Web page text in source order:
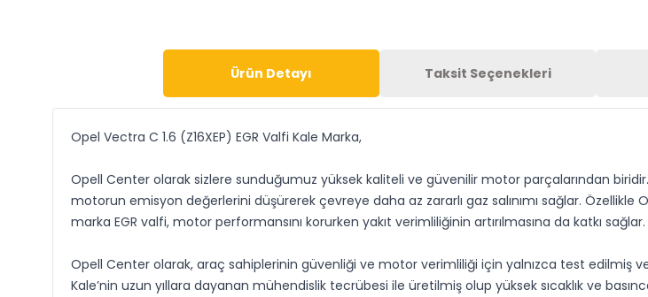
Ürün Detayı Taksit Seçenekleri
Opel Vectra C 1.6 (Z16XEP) EGR Valfi Kale Marka,
Opell Center olarak sizlere sunduğumuz yüksek kaliteli ve güvenilir motor parçalarından
motorun emisyon değerlerini düşürerek çevreye daha az zararlı gaz salınımı sağlar.
marka EGR valfi, motor performansını korurken yakıt verimliliğinin artırılmasına da katkı sağlar.
Opell Center olarak, araç sahiplerinin güvenliği ve motor verimliliği için yalnızca test edilmiş ve
Kale’nin uzun yıllara dayanan mühendislik tecrübesi ile üretilmiş olup yüksek sıcaklık ve